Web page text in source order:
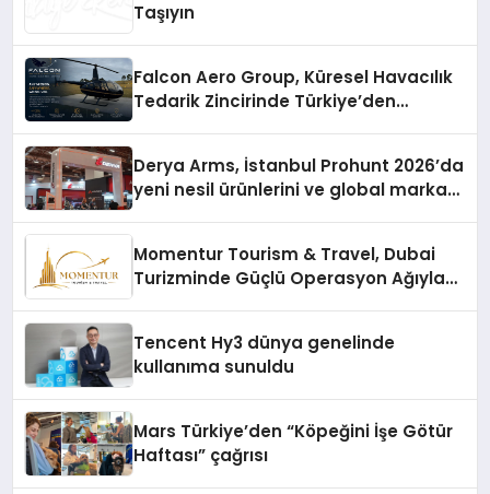
Taşıyın
Falcon Aero Group, Küresel Havacılık
Tedarik Zincirinde Türkiye’den
Derya Arms, İstanbul Prohunt 2026’da
yeni nesil ürünlerini ve global marka
Momentur Tourism & Travel, Dubai
Turizminde Güçlü Operasyon Ağıyla
Tencent Hy3 dünya genelinde
kullanıma sunuldu
Mars Türkiye’den “Köpeğini İşe Götür
Haftası” çağrısı